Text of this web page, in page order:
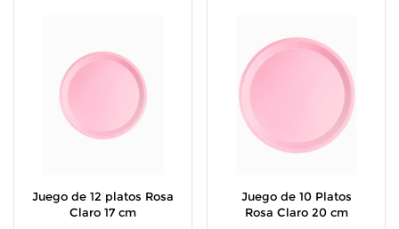
Juego de 12 platos Rosa
Claro 17 cm
Juego de 10 Platos
Rosa Claro 20 cm